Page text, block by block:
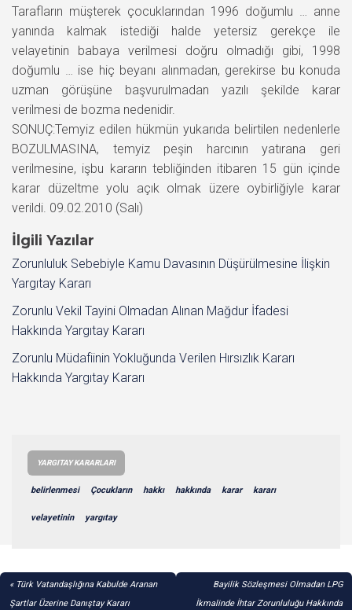
Tarafların müşterek çocuklarından 1996 doğumlu … anne
yanında kalmak istediği halde yetersiz gerekçe ile
velayetinin babaya verilmesi doğru olmadığı gibi, 1998
doğumlu … ise hiç beyanı alınmadan, gerekirse bu konuda
uzman görüşüne başvurulmadan yazılı şekilde karar
verilmesi de bozma nedenidir.
SONUÇ:Temyiz edilen hükmün yukarıda belirtilen nedenlerle
BOZULMASINA, temyiz peşin harcının yatırana geri
verilmesine, işbu kararın tebliğinden itibaren 15 gün içinde
karar düzeltme yolu açık olmak üzere oybirliğiyle karar
verildi. 09.02.2010 (Salı)
İlgili Yazılar
Zorunluluk Sebebiyle Kamu Davasının Düşürülmesine İlişkin
Yargıtay Kararı
Zorunlu Vekil Tayini Olmadan Alınan Mağdur İfadesi
Hakkında Yargıtay Kararı
Zorunlu Müdafiinin Yokluğunda Verilen Hırsızlık Kararı
Hakkında Yargıtay Kararı
YARGITAY KARARLARI
belirlenmesi Çocukların hakkı hakkında karar kararı
velayetinin yargıtay
YAZI
Türk Vatandaşlığına Kabulde Aranan
Şartlar Üzerine Danıştay Kararı
Bayilik Sözleşmesi Olmadan LPG
İkmalinde İhtar Zorunluluğu Hakkında